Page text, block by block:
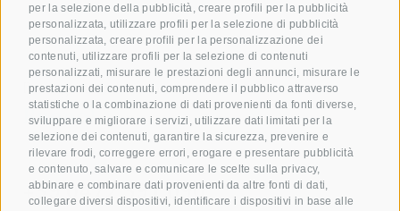
per la selezione della pubblicità, creare profili per la pubblicità
personalizzata, utilizzare profili per la selezione di pubblicità
personalizzata, creare profili per la personalizzazione dei
contenuti, utilizzare profili per la selezione di contenuti
personalizzati, misurare le prestazioni degli annunci, misurare le
prestazioni dei contenuti, comprendere il pubblico attraverso
statistiche o la combinazione di dati provenienti da fonti diverse,
sviluppare e migliorare i servizi, utilizzare dati limitati per la
selezione dei contenuti, garantire la sicurezza, prevenire e
rilevare frodi, correggere errori, erogare e presentare pubblicità
e contenuto, salvare e comunicare le scelte sulla privacy,
abbinare e combinare dati provenienti da altre fonti di dati,
collegare diversi dispositivi, identificare i dispositivi in base alle
Dare gioia con il nostro
Buono!
Prenota ora la tua camera
+39 0472 391 090